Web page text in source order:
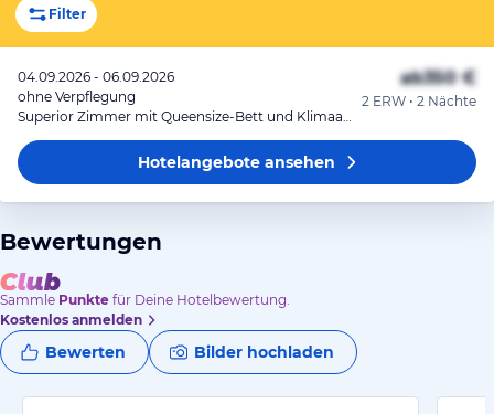
Filter
04.09.2026 - 06.09.2026
ohne Verpflegung
Superior Zimmer mit Queensize-Bett und Klimaanlage
ab350 €
2 ERW • 2 Nächte
Hotelangeboteansehen
Bewertungen
Sammle Punkte für Deine Hotelbewertung.
Kostenlos anmelden
Bewerten Bilder hochladen